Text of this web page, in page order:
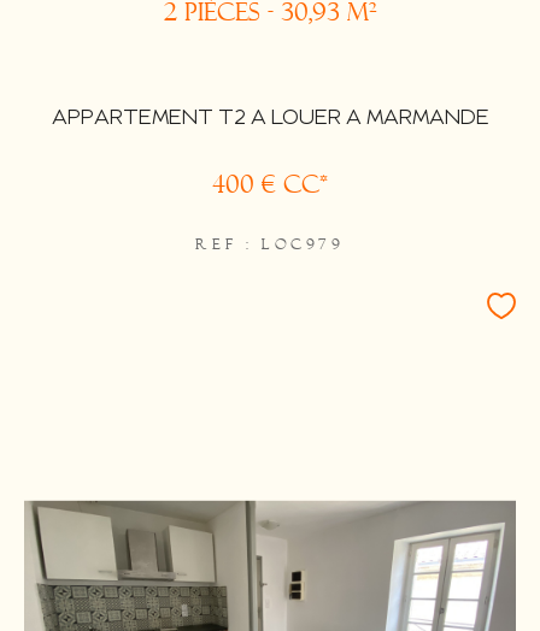
2 pièces - 30,93 m²
APPARTEMENT T2 A LOUER A MARMANDE
400 € CC*
REF : LOC979